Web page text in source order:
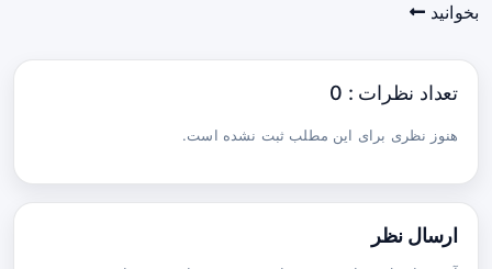
بخوانید
تعداد نظرات : 0
هنوز نظری برای این مطلب ثبت نشده است.
ارسال نظر